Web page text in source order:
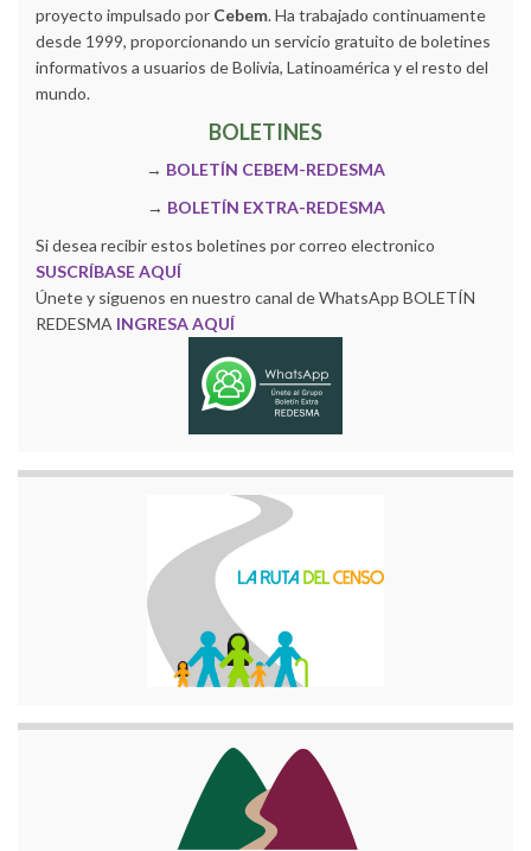
proyecto impulsado por Cebem. Ha trabajado continuamente
desde 1999, proporcionando un servicio gratuito de boletines
informativos a usuarios de Bolivia, Latinoamérica y el resto del
mundo.
BOLETINES
→ BOLETÍN CEBEM-REDESMA
→ BOLETÍN EXTRA-REDESMA
Si desea recibir estos boletines por correo electronico
SUSCRÍBASE AQUÍ
Únete y siguenos en nuestro canal de WhatsApp BOLETÍN
REDESMA INGRESA AQUÍ